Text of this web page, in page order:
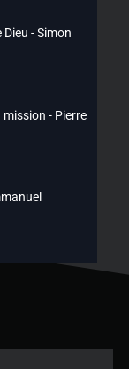
- Simon
- Pierre